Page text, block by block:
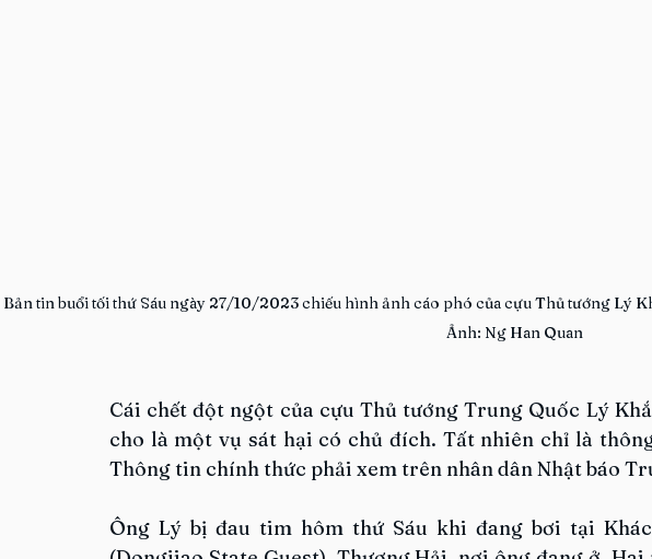
Bản tin buổi tối thứ Sáu ngày 27/10/2023 chiếu hình ảnh cáo phó của cựu Thủ tướng Lý
Ảnh: Ng Han Quan
Cái chết đột ngột của cựu Thủ tướng Trung Quốc Lý
cho là một vụ sát hại có chủ đích. Tất nhiên chỉ là
Thông tin chính thức phải xem trên nhân dân Nhật báo
Ông Lý bị đau tim hôm thứ Sáu khi đang bơi tại